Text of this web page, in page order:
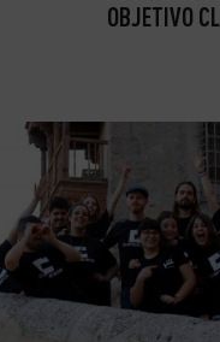
OBJETIVO